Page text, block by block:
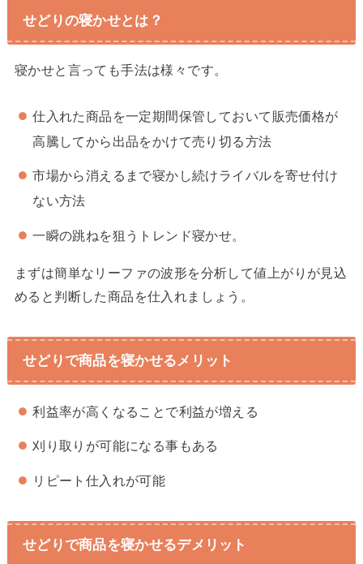
せどりの寝かせとは？
寝かせと言っても手法は様々です。
仕入れた商品を一定期間保管しておいて販売価格が
高騰してから出品をかけて売り切る方法
市場から消えるまで寝かし続けライバルを寄せ付け
ない方法
一瞬の跳ねを狙うトレンド寝かせ。
まずは簡単なリーファの波形を分析して値上がりが見込
めると判断した商品を仕入れましょう。
せどりで商品を寝かせるメリット
利益率が高くなることで利益が増える
刈り取りが可能になる事もある
リピート仕入れが可能
せどりで商品を寝かせるデメリット